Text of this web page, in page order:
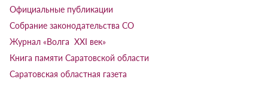
Официальные публикации
Собрание законодательства СО
Журнал «Волга XXI век»
Книга памяти Саратовской области
Саратовская областная газета